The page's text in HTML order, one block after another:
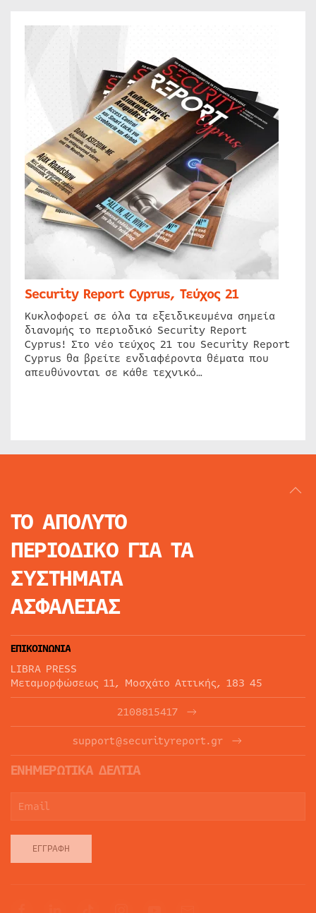
Security Report Cyprus, Τεύχος 21
Κυκλοφορεί σε όλα τα εξειδικευμένα σημεία
διανομής το περιοδικό Security Report
Cyprus! Στο νέο τεύχος 21 του Security Report
Cyprus θα βρείτε ενδιαφέροντα θέματα που
απευθύνονται σε κάθε τεχνικό…
ΤΟ ΑΠΟΛΥΤΟ
ΠΕΡΙΟΔΙΚΟ ΓΙΑ ΤΑ
ΣΥΣΤΗΜΑΤΑ
ΑΣΦΑΛΕΙΑΣ
ΕΠΙΚΟΙΝΩΝΙΑ
LIBRA PRESS
Μεταμορφώσεως 11, Μοσχάτο Αττικής, 183 45
2108815417
support@securityreport.gr
ΕΝΗΜΕΡΩΤΙΚΑ ΔΕΛΤΙΑ
ΕΓΓΡΑΦΉ